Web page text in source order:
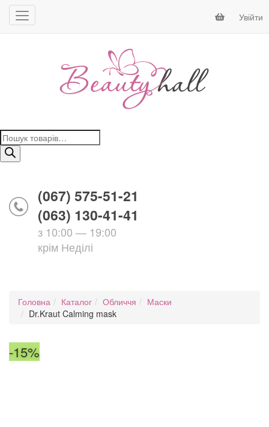
Увійти
Пошук
товарів
(067) 575-51-21
(063) 130-41-41
з 10:00 — 19:00
крім Неділі
Головна Каталог Обличчя
Маски
Dr.Kraut Calming mask
-15%